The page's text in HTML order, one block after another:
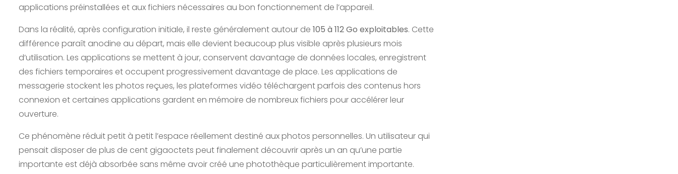
applications préinstallées et aux fichiers nécessaires au bon fonctionnement de l’appareil.
Dans la réalité, après configuration initiale, il reste généralement autour de 105 à 112 Go exploitables. Cette
différence paraît anodine au départ, mais elle devient beaucoup plus visible après plusieurs mois
d’utilisation. Les applications se mettent à jour, conservent davantage de données locales, enregistrent
des fichiers temporaires et occupent progressivement davantage de place. Les applications de
messagerie stockent les photos reçues, les plateformes vidéo téléchargent parfois des contenus hors
connexion et certaines applications gardent en mémoire de nombreux fichiers pour accélérer leur
ouverture.
Ce phénomène réduit petit à petit l’espace réellement destiné aux photos personnelles. Un utilisateur qui
pensait disposer de plus de cent gigaoctets peut finalement découvrir après un an qu’une partie
importante est déjà absorbée sans même avoir créé une photothèque particulièrement importante.